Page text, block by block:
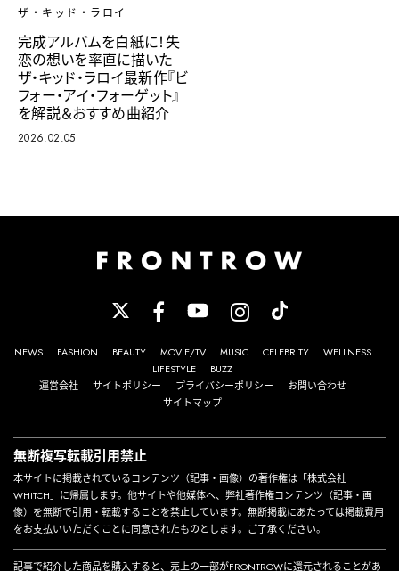
ザ・キッド・ラロイ
完成アルバムを白紙に！失
恋の想いを率直に描いた
ザ・キッド・ラロイ最新作『ビ
フォー・アイ・フォーゲット』
を解説＆おすすめ曲紹介
2026.02.05
NEWS FASHION BEAUTY MOVIE/TV MUSIC CELEBRITY
WELLNESS
LIFESTYLE
BUZZ
運営会社
サイトポリシー プライバシーポリシー
お問い合わせ
サイトマップ
無断複写転載引用禁止
本サイトに掲載されているコンテンツ（記事・画像）の著作権は「株式会社
WHITCH」に帰属します。他サイトや他媒体へ、弊社著作権コンテンツ（記事・画
像）を無断で引用・転載することを禁止しています。無断掲載にあたっては掲載費用
をお支払いいただくことに同意されたものとします。ご了承ください。
記事で紹介した商品を購入すると、売上の一部がFRONTROWに還元されることがあ